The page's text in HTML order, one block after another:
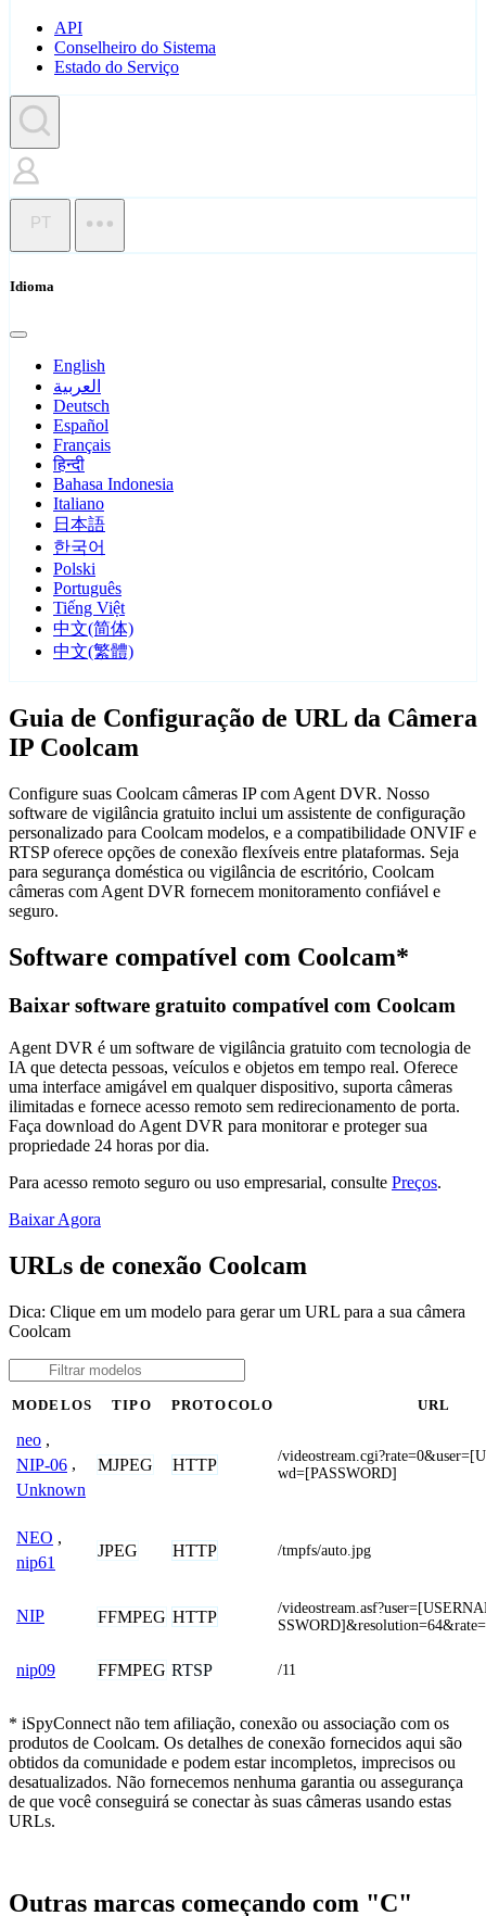
API
Conselheiro do Sistema
Estado do Serviço
PT
Idioma
English
العربية
Deutsch
Español
Français
हिन्दी
Bahasa Indonesia
Italiano
日本語
한국어
Polski
Português
Tiếng Việt
中文(简体)
中文(繁體)
Guia de Configuração de URL da Câmera
IP Coolcam
Configure suas Coolcam câmeras IP com Agent DVR. Nosso
software de vigilância gratuito inclui um assistente de configuração
personalizado para Coolcam modelos, e a compatibilidade ONVIF e
RTSP oferece opções de conexão flexíveis entre plataformas. Seja
para segurança doméstica ou vigilância de escritório, Coolcam
câmeras com Agent DVR fornecem monitoramento confiável e
seguro.
Software compatível com Coolcam*
Baixar software gratuito compatível com Coolcam
Agent DVR é um software de vigilância gratuito com tecnologia de
IA que detecta pessoas, veículos e objetos em tempo real. Oferece
uma interface amigável em qualquer dispositivo, suporta câmeras
ilimitadas e fornece acesso remoto sem redirecionamento de porta.
Faça download do Agent DVR para monitorar e proteger sua
propriedade 24 horas por dia.
Para acesso remoto seguro ou uso empresarial, consulte Preços.
Baixar Agora
URLs de conexão Coolcam
Dica: Clique em um modelo para gerar um URL para a sua câmera
Coolcam
MODELOS TIPO PROTOCOLO URL
neo ,
NIP-06 ,
Unknown
MJPEG HTTP
/
wd=[PASSWORD]
NEO ,
nip61
JPEG HTTP /tmpfs/auto.jpg
NIP FFMPEG HTTP
/
nip09 FFMPEG RTSP /11
* iSpyConnect não tem afiliação, conexão ou associação com os
produtos de Coolcam. Os detalhes de conexão fornecidos aqui são
obtidos da comunidade e podem estar incompletos, imprecisos ou
desatualizados. Não fornecemos nenhuma garantia ou assegurança
de que você conseguirá se conectar às suas câmeras usando estas
URLs.
Outras marcas começando com "C"